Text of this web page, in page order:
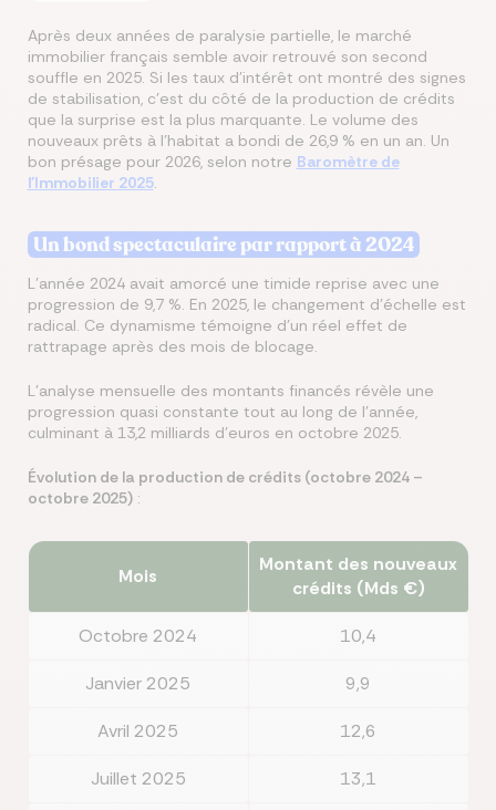
Après deux années de paralysie partielle, le marché
immobilier français semble avoir retrouvé son second
souffle en 2025. Si les taux d'intérêt ont montré des signes
de stabilisation, c'est du côté de la production de crédits
que la surprise est la plus marquante. Le volume des
nouveaux prêts à l’habitat a bondi de 26,9 % en un an. Un
bon présage pour 2026, selon notre Baromètre de
l'Immobilier 2025.
Un bond spectaculaire par rapport à 2024
L’année 2024 avait amorcé une timide reprise avec une
progression de 9,7 %. En 2025, le changement d'échelle est
radical. Ce dynamisme témoigne d'un réel effet de
rattrapage après des mois de blocage.
L'analyse mensuelle des montants financés révèle une
progression quasi constante tout au long de l'année,
culminant à 13,2 milliards d’euros en octobre 2025.
Évolution de la production de crédits (octobre 2024 –
octobre 2025):
Mois
Montant des nouveaux
crédits (Mds €)
Octobre 2024 10,4
Janvier 2025 9,9
Avril 2025 12,6
Juillet 2025 13,1